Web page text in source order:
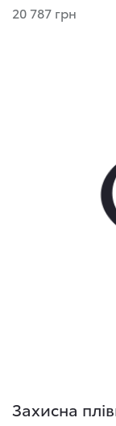
20 787 грн
Захисна